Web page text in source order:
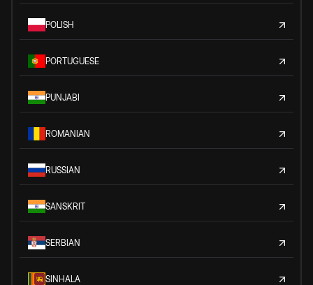
POLISH
PORTUGUESE
PUNJABI
ROMANIAN
RUSSIAN
SANSKRIT
SERBIAN
SINHALA